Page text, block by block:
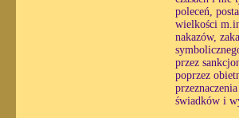
poleceń,
wielkości
nakazów,
przez
poprzez
świadków i